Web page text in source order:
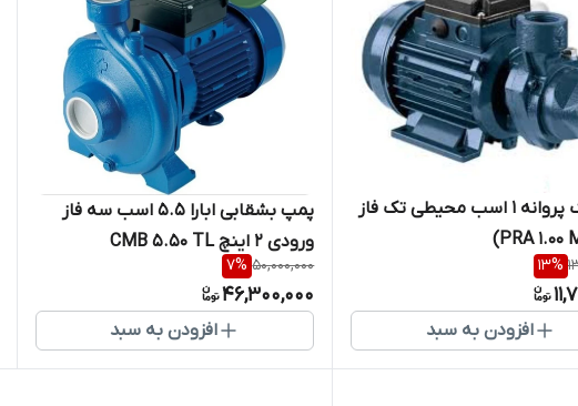
پمپ تک پروانه 1 اسب محیطی تک فاز
13%
افزودن به سبد
پمپ بشقابی ابارا 5.5 اسب سه فاز
ورودی 2 اینچ CMB 5.50 TL
50,000,000
7%
46,300,000
افزودن به سبد